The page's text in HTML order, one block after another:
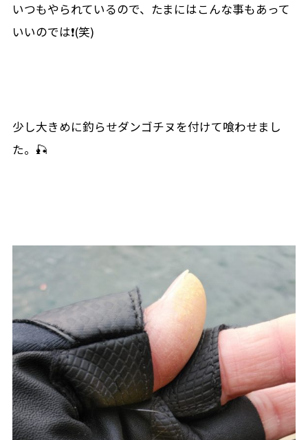
いつもやられているので、たまにはこんな事もあって
いいのでは❗(笑)
少し大きめに釣らせダンゴチヌを付けて喰わせまし
た。🎣